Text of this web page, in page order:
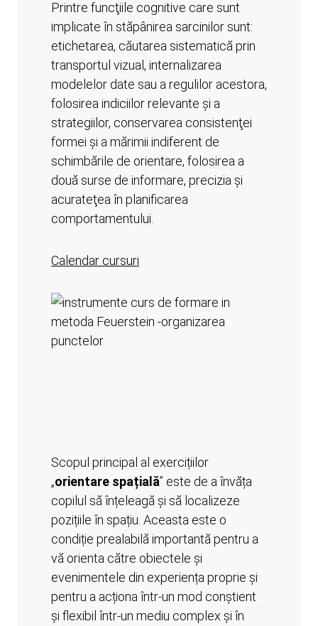
Printre funcţiile cognitive care sunt
implicate în stăpânirea sarcinilor sunt:
etichetarea, căutarea sistematică prin
transportul vizual, internalizarea
modelelor date sau a regulilor acestora,
folosirea indiciilor relevante şi a
strategiilor, conservarea consistenţei
formei şi a mărimii indiferent de
schimbările de orientare, folosirea a
două surse de informare, precizia şi
acurateţea în planificarea
comportamentului.
Calendar cursuri
Scopul principal al exercițiilor
„orientare spațială” este de a învăța
copilul să înțeleagă și să localizeze
pozițiile în spațiu. Aceasta este o
condiție prealabilă importantă pentru a
vă orienta către obiectele și
evenimentele din experiența proprie și
pentru a acționa într-un mod conștient
și flexibil într-un mediu complex și în